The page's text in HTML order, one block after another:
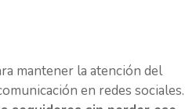
mantener la atención del
en redes sociales.